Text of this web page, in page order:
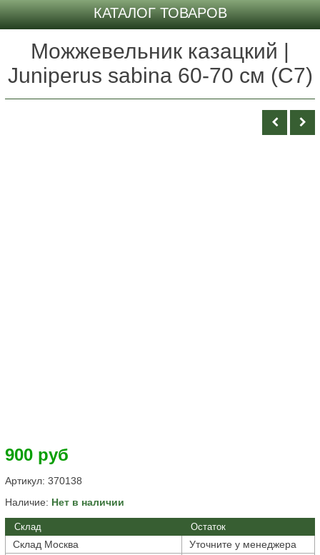
КАТАЛОГ ТОВАРОВ
Можжевельник казацкий |
Juniperus sabina 60-70 см (С7)
900 руб
Артикул: 370138
Наличие: Нет в наличии
Склад Остаток
Склад Москва
Уточните у менеджера